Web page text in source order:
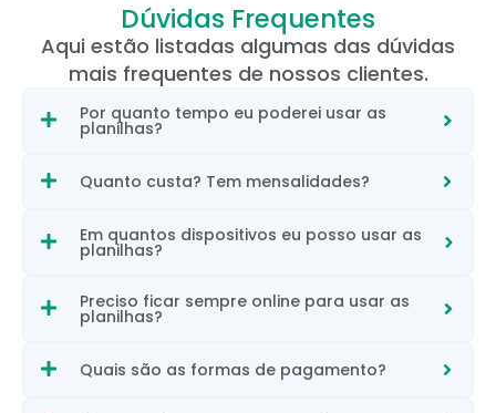
Dúvidas Frequentes
Aqui estão listadas algumas das dúvidas
mais frequentes de nossos clientes.
Por quanto tempo eu poderei usar as
planilhas?
Quanto custa? Tem mensalidades?
Em quantos dispositivos eu posso usar as
planilhas?
Preciso ficar sempre online para usar as
planilhas?
Quais são as formas de pagamento?